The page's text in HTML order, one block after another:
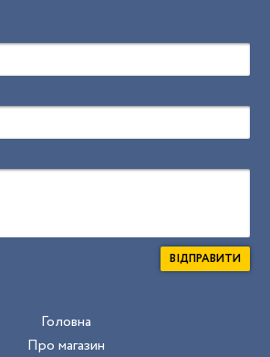
ВІДПРАВИТИ
Головна
Про магазин